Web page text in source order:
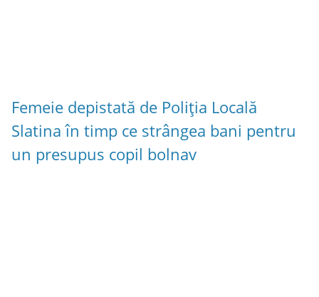
Femeie depistată de Poliția Locală
Slatina în timp ce strângea bani pentru
un presupus copil bolnav